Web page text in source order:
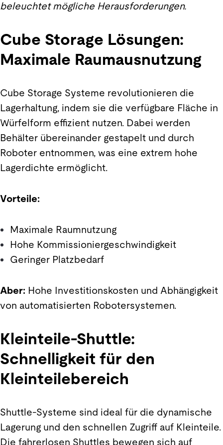
beleuchtet mögliche Herausforderungen.
Cube Storage Lösungen:
Maximale Raumausnutzung
Cube Storage Systeme revolutionieren die
Lagerhaltung, indem sie die verfügbare Fläche in
Würfelform effizient nutzen. Dabei werden
Behälter übereinander gestapelt und durch
Roboter entnommen, was eine extrem hohe
Lagerdichte ermöglicht.
Vorteile:
Maximale Raumnutzung
Hohe Kommissioniergeschwindigkeit
Geringer Platzbedarf
Aber: Hohe Investitionskosten und Abhängigkeit
von automatisierten Robotersystemen.
Kleinteile-Shuttle:
Schnelligkeit für den
Kleinteilebereich
Shuttle-Systeme sind ideal für die dynamische
Lagerung und den schnellen Zugriff auf Kleinteile.
Die fahrerlosen Shuttles bewegen sich auf